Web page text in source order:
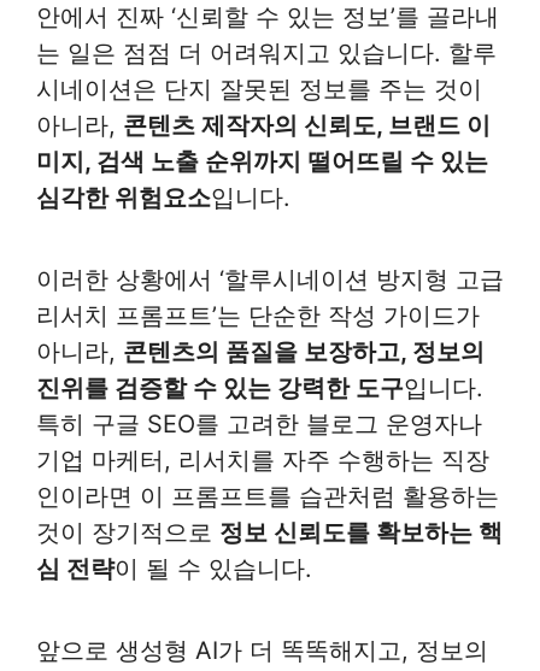
안에서 진짜 ‘신뢰할 수 있는 정보’를 골라내
는 일은 점점 더 어려워지고 있습니다. 할루
시네이션은 단지 잘못된 정보를 주는 것이
아니라, 콘텐츠 제작자의 신뢰도, 브랜드 이
미지, 검색 노출 순위까지 떨어뜨릴 수 있는
심각한 위험요소입니다.
이러한 상황에서 ‘할루시네이션 방지형 고급
리서치 프롬프트’는 단순한 작성 가이드가
아니라, 콘텐츠의 품질을 보장하고, 정보의
진위를 검증할 수 있는 강력한 도구입니다.
특히 구글 SEO를 고려한 블로그 운영자나
기업 마케터, 리서치를 자주 수행하는 직장
인이라면 이 프롬프트를 습관처럼 활용하는
것이 장기적으로 정보 신뢰도를 확보하는 핵
심 전략이 될 수 있습니다.
앞으로 생성형 AI가 더 똑똑해지고, 정보의